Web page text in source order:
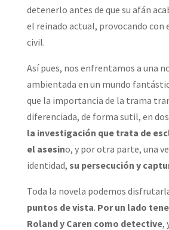
detenerlo antes de que su afán
el reinado actual, provocando con
civil.
Así pues, nos enfrentamos a una
ambientada en un mundo
que la importancia de la trama
diferenciada, de forma sutil, en
la investigación que trata de
el asesino, y por otra parte, una
identidad, su persecución y
Toda la novela podemos
puntos de vista. Por un lado
Roland y Caren como detective,